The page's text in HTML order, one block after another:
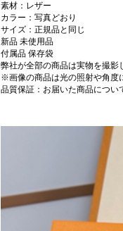
素材：レザー
カラー：写真どおり
サイズ：正規品と同じ
新品 未使用品
付属品 保存袋
弊社が全部の商品は実物を撮影
※画像の商品は光の照射や角度
品質保証：お届いた商品につい